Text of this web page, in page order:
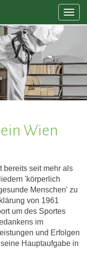
Wien
bereits seit mehr als
'körperlich
Menschen' zu
von 1961
um des Sportes
im
und Erfolgen
Hauptaufgabe in